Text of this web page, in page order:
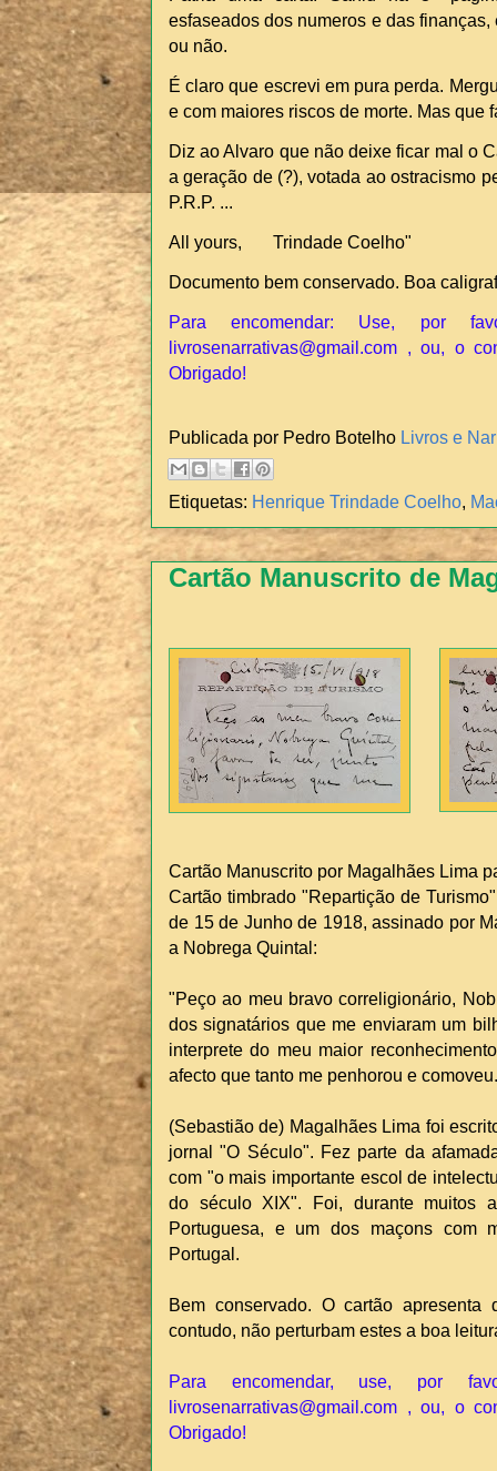
esfaseados dos numeros e das
ou não.
É claro que escrevi em pura perda.
e com maiores riscos de morte. Mas que
Diz ao Alvaro que não deixe ficar mal o
a geração de (?), votada ao ostracismo
P.R.P. ...
All yours, Trindade Coelho"
Documento bem conservado. Boa
Para encomendar: Use, por
livrosenarrativas@gmail.com , ou, o
Obrigado!
Publicada por Pedro Botelho Livros e
Etiquetas: Henrique Trindade Coelho,
Cartão Manuscrito de
Cartão Manuscrito por Magalhães Lima
Cartão timbrado "Repartição de
de 15 de Junho de 1918, assinado por
a Nobrega Quintal:
"Peço ao meu bravo correligionário,
dos signatários que me enviaram um
interprete do meu maior
afecto que tanto me penhorou e
(Sebastião de) Magalhães Lima foi
jornal "O Século". Fez parte da
com "o mais importante escol de
do século XIX". Foi, durante muitos
Portuguesa, e um dos maçons com
Portugal.
Bem conservado. O cartão
contudo, não perturbam estes a boa
Para encomendar, use, por
livrosenarrativas@gmail.com , ou, o
Obrigado!